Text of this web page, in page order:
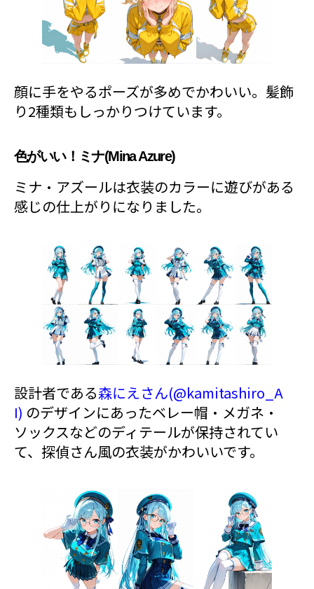
顔に手をやるポーズが多めでかわいい。髪飾
り2種類もしっかりつけています。
色がいい！ミナ(Mina Azure)
ミナ・アズールは衣装のカラーに遊びがある
感じの仕上がりになりました。
設計者である森にえさん(@kamitashiro_A
I) のデザインにあったベレー帽・メガネ・
ソックスなどのディテールが保持されてい
て、探偵さん風の衣装がかわいいです。